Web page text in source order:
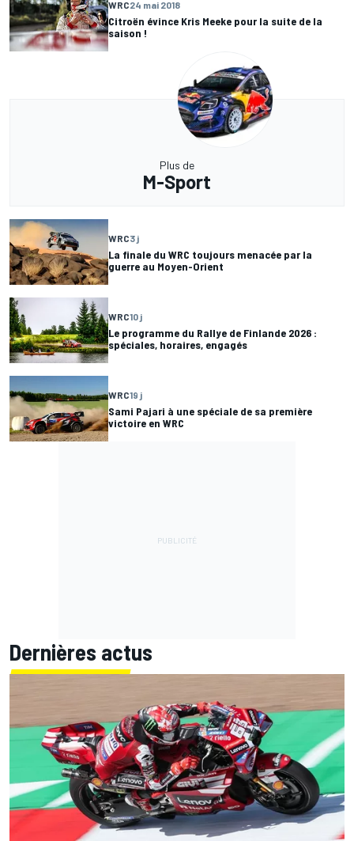
WRC24 mai 2018
Citroën évince Kris Meeke pour la suite de la
saison !
Plus de
M-Sport
WRC3 j
La finale du WRC toujours menacée par la
guerre au Moyen-Orient
WRC10 j
Le programme du Rallye de Finlande 2026 :
spéciales, horaires, engagés
WRC19 j
Sami Pajari à une spéciale de sa première
victoire en WRC
Dernières actus